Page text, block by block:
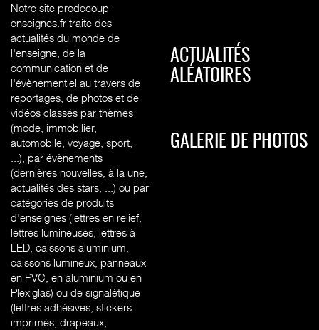
Notre site prodecoup-
enseignes.fr traite des
actualités du monde de
l'enseigne, de la
communication et de
l'évènementiel au travers de
reportages, de photos et de
vidéos classés par thèmes
(mode, immobilier,
automobile, voyage, sport,
...), par évènements
(dernières nouvelles, à la une,
actualités des stars, ...) ou par
catégories de produits
d'enseignes (lettres en relief,
lettres lumineuses, lettres à
LED, caissons aluminium,
caissons lumineux, panneaux
en PVC, en aluminium ou en
Plexiglas) ou de signalétique
(lettres adhésives, stickers
imprimés, drapeaux,
ACTUALITÉS
ALÉATOIRES
GALERIE DE PHOTOS